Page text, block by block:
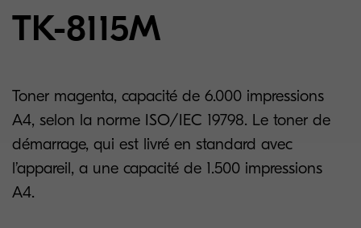
TK-8115M
Toner magenta, capacité de 6.000 impressions
A4, selon la norme ISO/IEC 19798. Le toner de
démarrage, qui est livré en standard avec
l’appareil, a une capacité de 1.500 impressions
A4.